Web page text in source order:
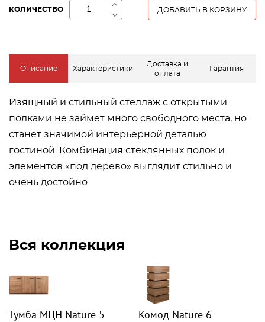
КОЛИЧЕСТВО ДОБАВИТЬ В КОРЗИНУ
Описание Характеристики
Доставка и
оплата
Гарантия
Изящный и стильный стеллаж с открытыми
полками не займёт много свободного места, но
станет значимой интерьерной деталью
гостиной. Комбинация стеклянных полок и
элементов «под дерево» выглядит стильно и
очень достойно.
Вся коллекция
Тумба МЦН Nature 5
Комод Nature 6